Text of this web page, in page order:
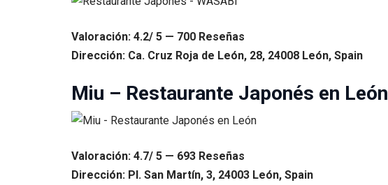
Valoración: 4.2/ 5 — 700 Reseñas
Dirección: Ca. Cruz Roja de León, 28, 24008 León, Spain
Miu – Restaurante Japonés en León
Valoración: 4.7/ 5 — 693 Reseñas
Dirección: Pl. San Martín, 3, 24003 León, Spain